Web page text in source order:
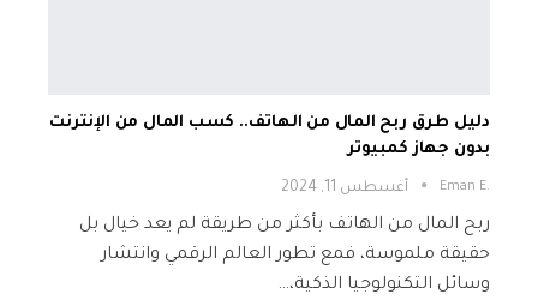
دليل طرق ربح المال من الهاتف.. كسب المال من الإنترنت
بدون جهاز كمبيوتر
.Eman E أغسطس 11, 2024
ربح المال من الهاتف بأكثر من طريقة لم يعد خيال بل
حقيقة ملموسة، فمع تطور العالم الرقمي وانتشار
وسائل التكنولوجيا الذكية،…